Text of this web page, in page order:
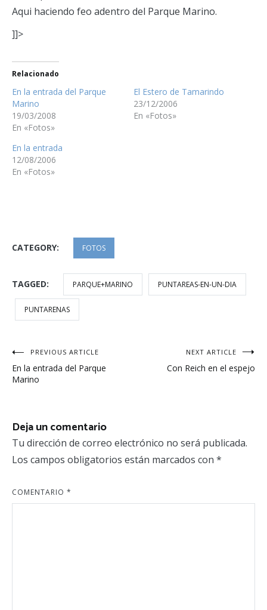
Aqui haciendo feo adentro del Parque Marino.
]]>
Relacionado
En la entrada del Parque
Marino
19/03/2008
En «Fotos»
El Estero de Tamarindo
23/12/2006
En «Fotos»
En la entrada
12/08/2006
En «Fotos»
CATEGORY: FOTOS
TAGGED: PARQUE+MARINO PUNTAREAS-EN-UN-DIA
PUNTARENAS
Navegación
de
PREVIOUS ARTICLE
En la entrada del Parque
Marino
NEXT ARTICLE
Con Reich en el espejo
Deja un comentario
Tu dirección de correo electrónico no será publicada.
Los campos obligatorios están marcados con *
COMENTARIO *